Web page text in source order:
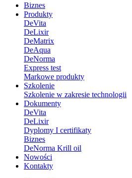
Biznes
Produkty
DeVita
DeLixir
DeMatrix
DeAqua
DeNorma
Express test
Markowe produkty
Szkolenie
Szkolenie w zakresie technologii
Dokumenty
DeVita
DeLixir
Dyplomy I certifikaty
Biznes
DeNorma Krill oil
Nowości
Kontakty